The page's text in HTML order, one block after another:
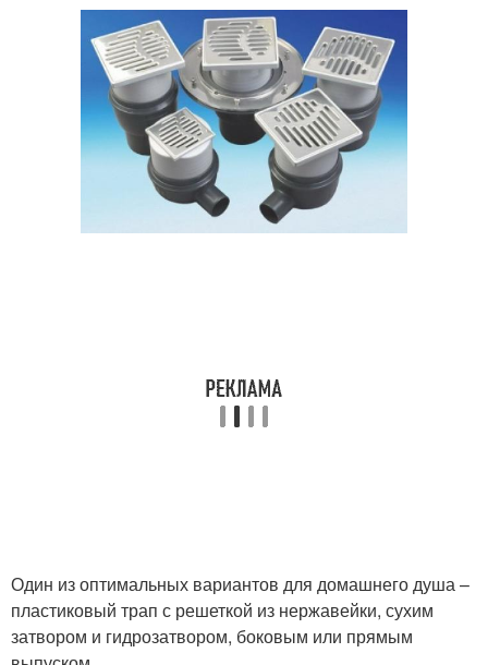
Один из оптимальных вариантов для домашнего душа –
пластиковый трап с решеткой из нержавейки, сухим
затвором и гидрозатвором, боковым или прямым